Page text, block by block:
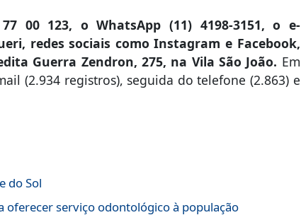
00 123, o WhatsApp (11) 4198-3151, o e-
redes sociais como Instagram e Facebook,
Guerra Zendron, 275, na Vila São João. Em
(2.934 registros), seguida do telefone (2.863) e
do Sol
oferecer serviço odontológico à população